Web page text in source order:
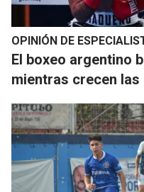
OPINIÓN DE
El boxeo argentino
mientras crecen